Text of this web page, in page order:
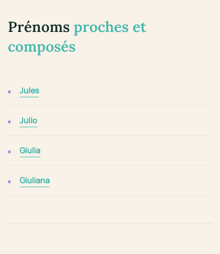
Prénoms proches et
composés
Jules
Julio
Giulia
Giuliana